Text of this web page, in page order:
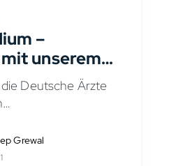
–
unserem
Deutsche Ärzte
Medizinstudium und
zu
Grewal